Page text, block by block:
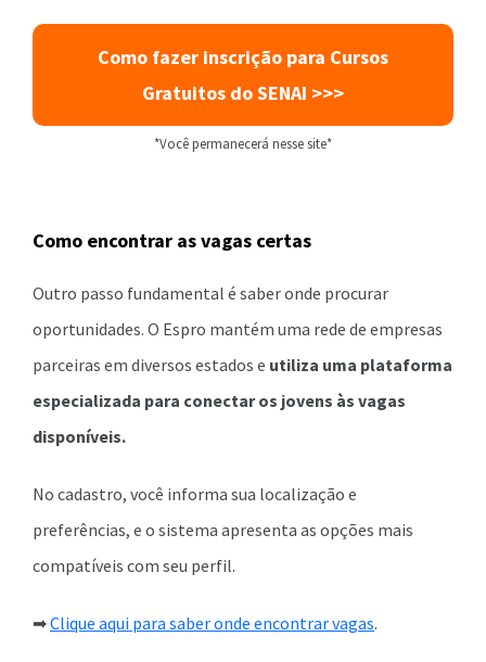
Como fazer inscrição para Cursos
Gratuitos do SENAI >>>
*Você permanecerá nesse site*
Como encontrar as vagas certas
Outro passo fundamental é saber onde procurar
oportunidades. O Espro mantém uma rede de empresas
parceiras em diversos estados e utiliza uma plataforma
especializada para conectar os jovens às vagas
disponíveis.
No cadastro, você informa sua localização e
preferências, e o sistema apresenta as opções mais
compatíveis com seu perfil.
➡Clique aqui para saber onde encontrar vagas.